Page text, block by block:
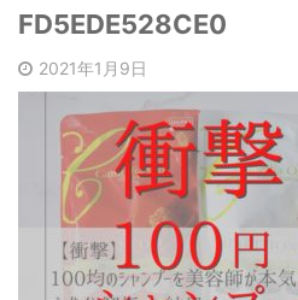
FD5EDE528CE0
2021年1月9日